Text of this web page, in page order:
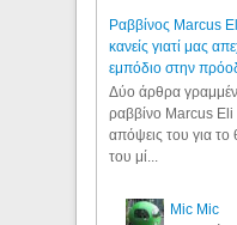
Ραββίνος Marcus
κανείς γιατί μας
εμπόδιο στην
Δύο άρθρα
ραββίνο Marcus Eli
απόψεις του για το
του μί...
Mic Mic